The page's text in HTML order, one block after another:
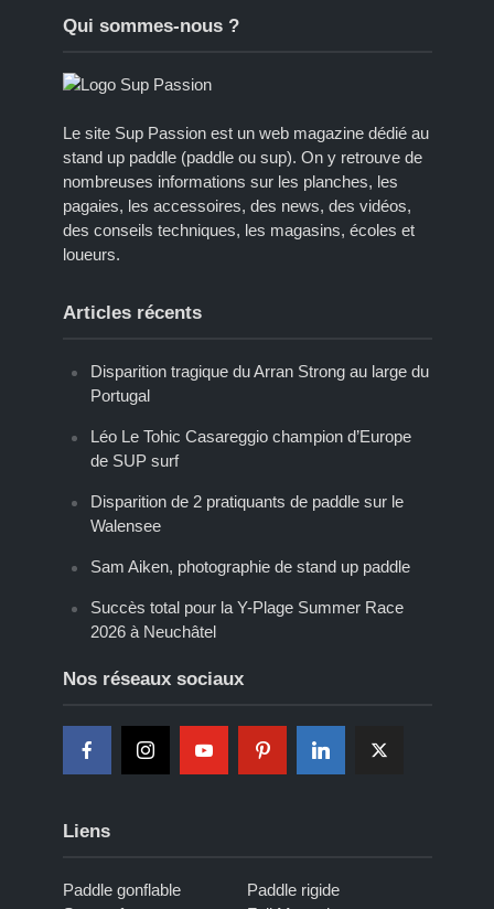
Qui sommes-nous ?
Le site Sup Passion est un web magazine dédié au
stand up paddle (paddle ou sup). On y retrouve de
nombreuses informations sur les planches, les
pagaies, les accessoires, des news, des vidéos,
des conseils techniques, les magasins, écoles et
loueurs.
Articles récents
Disparition tragique du Arran Strong au large du
Portugal
Léo Le Tohic Casareggio champion d’Europe
de SUP surf
Disparition de 2 pratiquants de paddle sur le
Walensee
Sam Aiken, photographie de stand up paddle
Succès total pour la Y-Plage Summer Race
2026 à Neuchâtel
Nos réseaux sociaux
Liens
Paddle gonflable
Paddle rigide